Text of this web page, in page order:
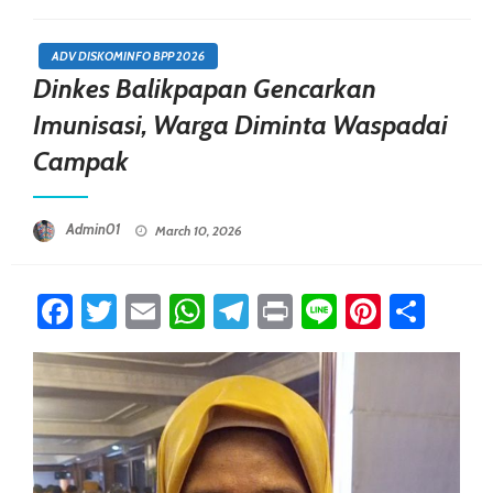
ADV DISKOMINFO BPP 2026
Dinkes Balikpapan Gencarkan
Imunisasi, Warga Diminta Waspadai
Campak
Admin01 March 10, 2026
Facebook
Twitter
EmailWhatsApp
Telegram
PrintLine